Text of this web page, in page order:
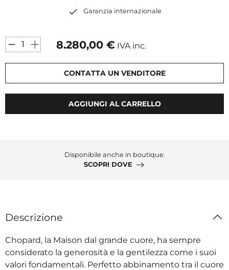
Garanzia internazionale
8.280,00 € IVA inc.
CONTATTA UN VENDITORE
AGGIUNGI AL CARRELLO
Disponibile anche in boutique.
SCOPRI DOVE
Descrizione
Chopard, la Maison dal grande cuore, ha sempre
considerato la generosità e la gentilezza come i suoi
valori fondamentali. Perfetto abbinamento tra il cuore